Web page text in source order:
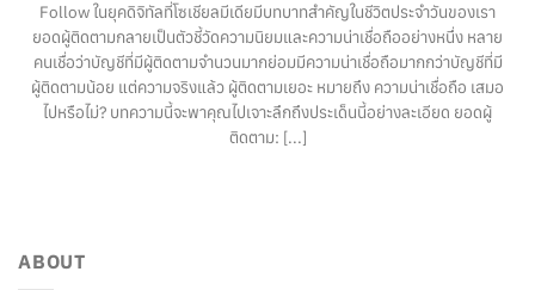
Follow ในยุคดิจิทัลที่โซเชียลมีเดียมีบทบาทสำคัญในชีวิตประจำวันของเรา
ยอดผู้ติดตามกลายเป็นตัวชี้วัดความนิยมและความน่าเชื่อถืออย่างหนึ่ง หลาย
คนเชื่อว่าบัญชีที่มีผู้ติดตามจำนวนมากย่อมมีความน่าเชื่อถือมากกว่าบัญชีที่มี
ผู้ติดตามน้อย แต่ความจริงแล้ว ผู้ติดตามเยอะ หมายถึง ความน่าเชื่อถือ เสมอ
ไปหรือไม่? บทความนี้จะพาคุณไปเจาะลึกถึงประเด็นนี้อย่างละเอียด ยอดผู้
ติดตาม: [...]
ABOUT